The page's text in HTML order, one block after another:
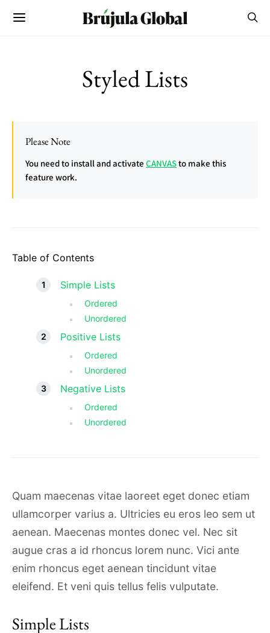
Styled Lists
Please Note
You need to install and activate CANVASto make this
feature work.
Table of Contents
Simple Lists
Ordered
Unordered
Positive Lists
Ordered
Unordered
Negative Lists
Ordered
Unordered
Quam maecenas vitae laoreet eget donec etiam
ullamcorper varius a. Ultricies eu eros leo sem ut
aenean. Maecenas montes donec vel. Nec sit
augue cras a id rhoncus lorem nunc. Vici ante
enim rhoncus eget aenean tincidunt vitae
eleifend. Et veni quis tellus felis vulputate.
Simple Lists